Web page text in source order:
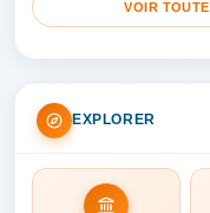
VOIR
EXPLORER